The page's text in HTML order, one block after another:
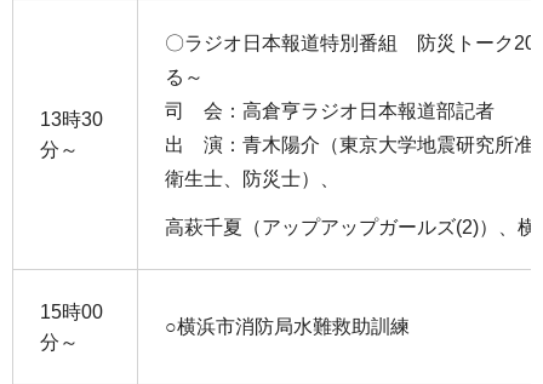
13時30
分～
〇ラジオ日本報道特別番組 防災トーク
る～
司 会：高倉亨ラジオ日本報道部記者
出 演：青木陽介（東京大学地震研究所准
衛生士、防災士）、
高萩千夏（アップアップガールズ(2)）、
15時00
分～
○横浜市消防局水難救助訓練